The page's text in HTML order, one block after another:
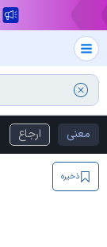
معنی ارجاع
ذخیره